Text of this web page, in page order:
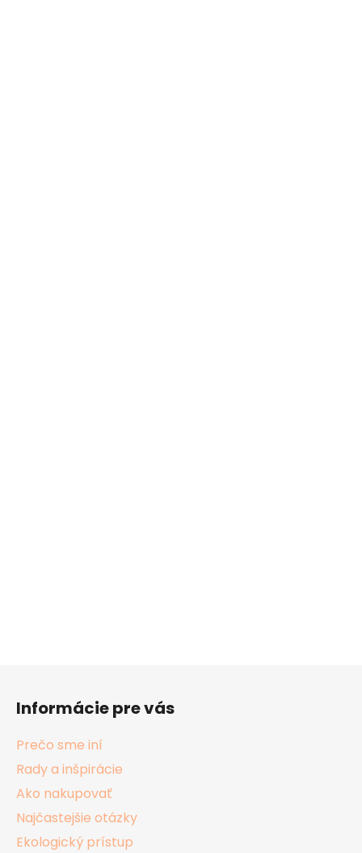
Informácie pre vás
Prečo sme iní
Rady a inšpirácie
Ako nakupovať
Najčastejšie otázky
Ekologický prístup